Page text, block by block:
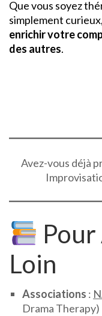
Que vous soyez
simplement
enrichir votre
des autres.
Avez-vous déjà
Loin
Associations :
Drama Therapy)